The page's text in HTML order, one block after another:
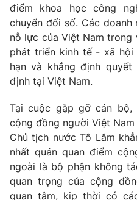
điểm khoa học công
chuyển đổi số. Các doanh
nỗ lực của Việt Nam
phát triển kinh tế - xã hội
hạn và khẳng định
định tại Việt Nam.
Tại cuộc gặp gỡ cán bộ,
cộng đồng người Việt
Chủ tịch nước Tô Lâm
nhất quán quan điểm
ngoài là bộ phận không
quan trọng của cộng
quan tâm, kịp thời có